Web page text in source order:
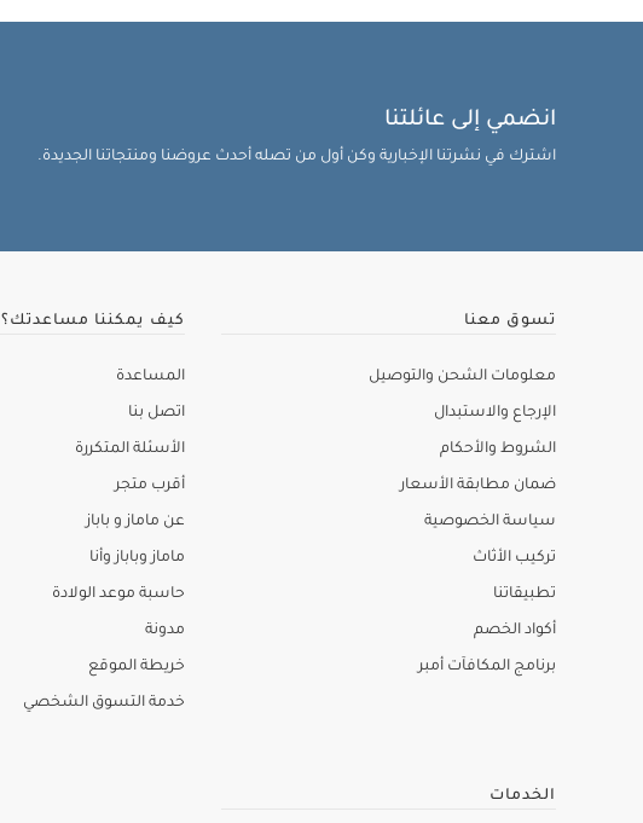
انضمي إلى عائلتنا
اشترك في نشرتنا الإخبارية وكن أول من تصله أحدث عروضنا ومنتجاتنا الجديدة.
تسوق معنا
معلومات الشحن والتوصيل
الإرجاع والاستبدال
الشروط والأحكام
ضمان مطابقة الأسعار
سياسة الخصوصية
تركيب الأثاث
تطبيقاتنا
أكواد الخصم
برنامج المكافآت أمبر
كيف يمكننا مساعدتك؟
المساعدة
اتصل بنا
الأسئلة المتكررة
أقرب متجر
عن ماماز و باباز
ماماز وباباز وأنا
حاسبة موعد الولادة
مدونة
خريطة الموقع
خدمة التسوق الشخصي
الخدمات